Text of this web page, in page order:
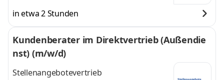
in etwa 2 Stunden
Kundenberater im Direktvertrieb (Außendie
nst) (m/w/d)
Stellenangebotevertrieb